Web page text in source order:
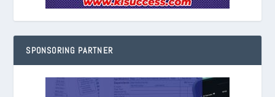
SPONSORING PARTNER